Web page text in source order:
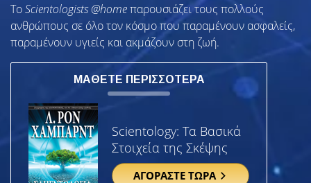
ToScientologists @homeπαρουσιάζει τους πολλούς
ανθρώπους σε όλο τον κόσμο που παραμένουν ασφαλείς,
παραμένουν υγιείς και ακμάζουν στη ζωή.
ΜΑΘΕΤΕ ΠΕΡΙΣΣΟΤΕΡΑ
Scientology: Τα Βασικά
Στοιχεία της Σκέψης
ΑΓΟΡΑΣΤΕ ΤΩΡΑ